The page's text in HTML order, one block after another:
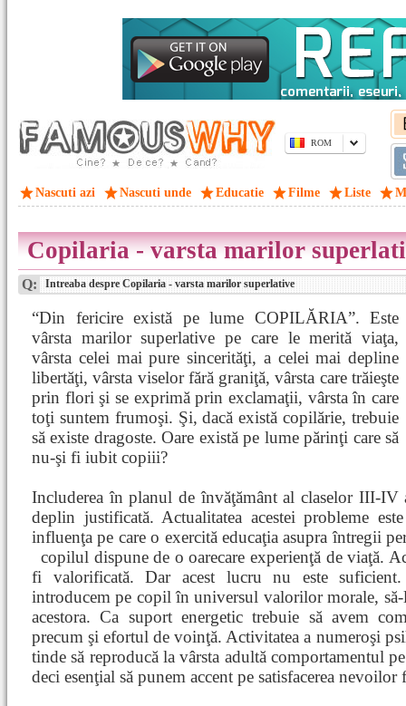
ROM
Nascuti azi Nascuti unde Educatie Filme Liste
Copilaria - varsta marilor
Q: Intreaba despre Copilaria - varsta marilor superlative
“Din fericire există pe lume COPILĂRIA”. Este
vârsta marilor superlative pe care le merită viaţa,
vârsta celei mai pure sincerităţi, a celei mai depline
libertăţi, vârsta viselor fără graniţă, vârsta care trăieşte
prin flori şi se exprimă prin exclamaţii, vârsta în care
toţi suntem frumoşi. Şi, dacă există copilărie, trebuie
să existe dragoste. Oare există pe lume părinţi care să
nu-şi fi iubit copiii?
Includerea în planul de învăţământ al claselor III-IV
deplin justificată. Actualitatea acestei probleme
influenţa pe care o exercită educaţia asupra întregii
copilul dispune de o oarecare experienţă de viaţă.
fi valorificată. Dar acest lucru nu este
introducem pe copil în universul valorilor morale, să-
acestora. Ca suport energetic trebuie să avem
precum şi efortul de voinţă. Activitatea a numeroşi
tinde să reproducă la vârsta adultă comportamentul
deci esenţial să punem accent pe satisfacerea